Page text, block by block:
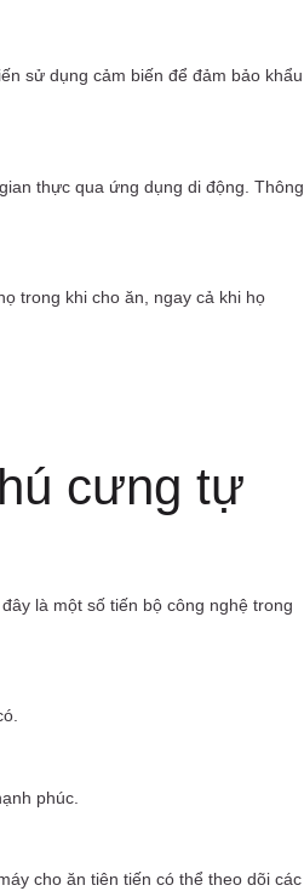
sử dụng cảm biến để đảm bảo khẩu
thực qua ứng dụng di động. Thông
trong khi cho ăn, ngay cả khi họ
cưng tự
là một số tiến bộ công nghệ trong
phúc.
cho ăn tiên tiến có thể theo dõi các